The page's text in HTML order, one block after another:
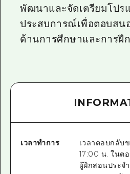
พัฒนาและจัดเตรียมโปร
ประสบการณ์เพื่อตอบสน
ด้านการศึกษาและการฝึ
เวลาทำการ
เวลาตอบกลับ
17:00 น. ในต
ผู้ฝึกสอนประจ